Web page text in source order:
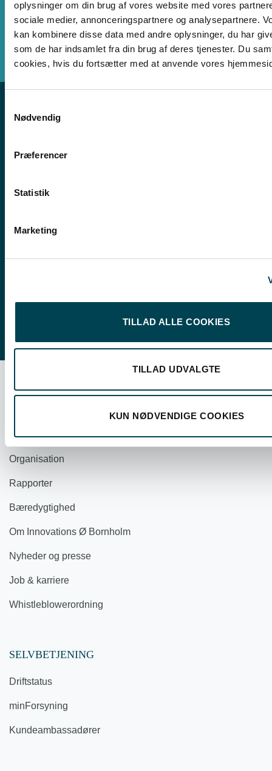
oplysninger om din brug af vores website med vores
sociale medier, annonceringspartnere og analysepartnere.
kan kombinere disse data med andre oplysninger, du har
som de har indsamlet fra din brug af deres tjenester. Du
cookies, hvis du fortsætter med at anvende vores
Nødvendig
Præferencer
Statistik
Marketing
TILLAD ALLE COOKIES
TILLAD UDVALGTE
KUN NØDVENDIGE COOKIES
Tirsdage: 09:00 - 15.00
Om Bornholms Energi & Forsyning
Organisation
Rapporter
Bæredygtighed
Om Innovations Ø Bornholm
Nyheder og presse
Job & karriere
Whistleblowerordning
SELVBETJENING
Driftstatus
minForsyning
Kundeambassadører